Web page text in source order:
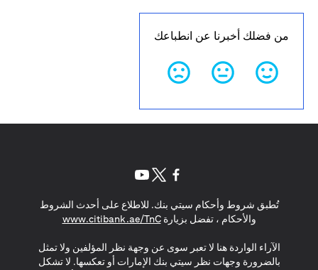
من فضلك أخبرنا عن انطباعك
تُطبق شروط وأحكام سيتي بنك. للاطلاع على أحدث الشروط
والأحكام ، تفضل بزيارةwww.citibank.ae/TnC
(opens in a new tab)
الآراء الواردة هنا لا تعبر سوى عن وجهة نظر المؤلفين ولا تمثل
بالضرورة وجهات نظر سيتي بنك الإمارات أو تعكسها. لا تشكل